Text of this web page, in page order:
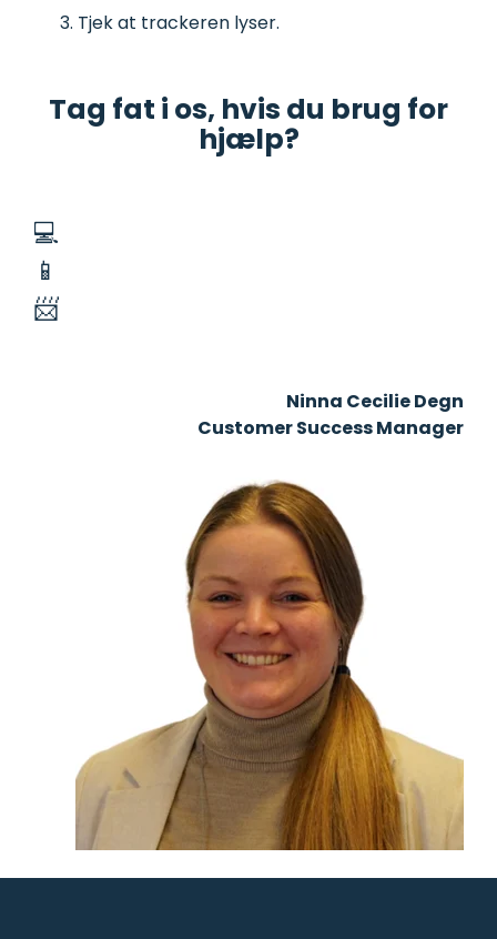
Tjek at trackeren lyser.
Tag fat i os, hvis du brug for
hjælp?
💻
📱
📨
Ninna Cecilie Degn
Customer Success Manager